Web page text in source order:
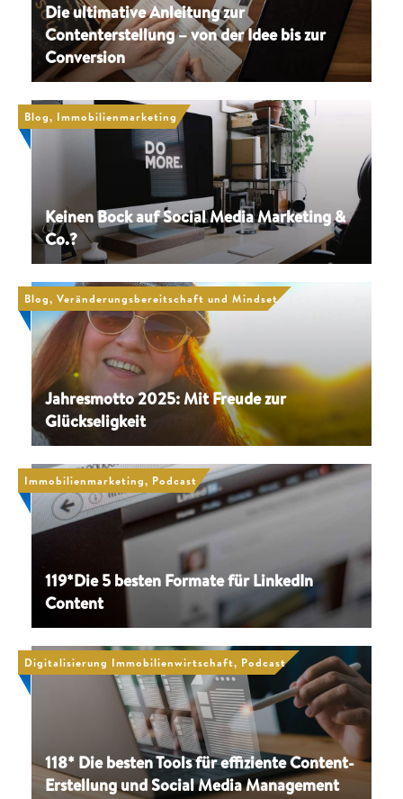
Die ultimative Anleitung zur
Contenterstellung – von der Idee bis zur
Conversion
Blog, Immobilienmarketing
Keinen Bock auf Social Media Marketing &
Co.?
Blog, Veränderungsbereitschaft und Mindset
Jahresmotto 2025: Mit Freude zur
Glückseligkeit
Immobilienmarketing, Podcast
119*Die 5 besten Formate für LinkedIn
Content
Digitalisierung Immobilienwirtschaft, Podcast
118* Die besten Tools für effiziente Content-
Erstellung und Social Media Management